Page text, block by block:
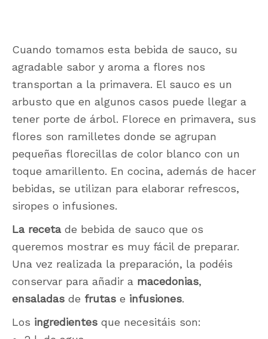
Cuando tomamos esta bebida de sauco, su
agradable sabor y aroma a flores nos
transportan a la primavera. El sauco es un
arbusto que en algunos casos puede llegar a
tener porte de árbol. Florece en primavera, sus
flores son ramilletes donde se agrupan
pequeñas florecillas de color blanco con un
toque amarillento. En cocina, además de hacer
bebidas, se utilizan para elaborar refrescos,
siropes o infusiones.
La recetade bebida de sauco que os
queremos mostrar es muy fácil de preparar.
Una vez realizada la preparación, la podéis
conservar para añadir a macedonias,
ensaladas de frutas e infusiones.
Los ingredientes que necesitáis son: